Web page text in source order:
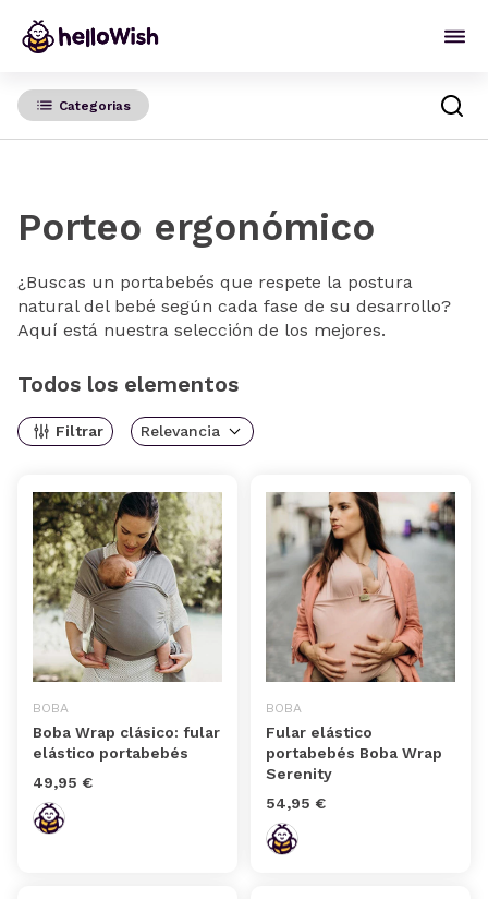
Categorias
Porteo ergonómico
¿Buscas un portabebés que respete la postura
natural del bebé según cada fase de su desarrollo?
Aquí está nuestra selección de los mejores.
Todos los elementos
Filtrar Relevancia
BOBA
Boba Wrap clásico: fular
elástico portabebés
49,95 €
BOBA
Fular elástico
portabebés Boba Wrap
Serenity
54,95 €